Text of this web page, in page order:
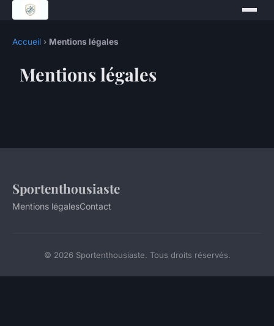
Accueil › Mentions légales
Mentions légales
Sportenthousiaste
Mentions légalesContact
© 2026 Sportenthousiaste. Tous droits réservés.